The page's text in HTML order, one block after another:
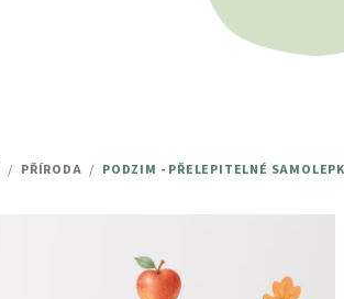
/ PŘÍRODA / PODZIM - PŘELEPITELNÉ